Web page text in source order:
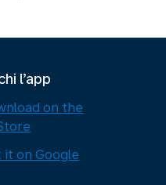
l’app